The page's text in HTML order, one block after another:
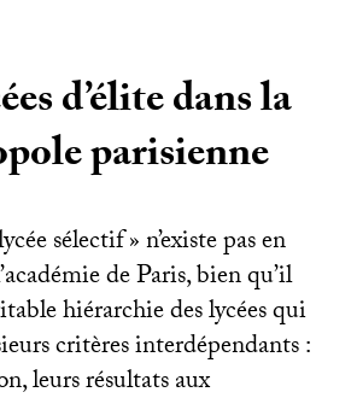
d’élite dans la
parisienne
sélectif» n’existe pas en
de Paris, bien qu’il
hiérarchie des lycées qui
critères interdépendants :
leurs résultats aux